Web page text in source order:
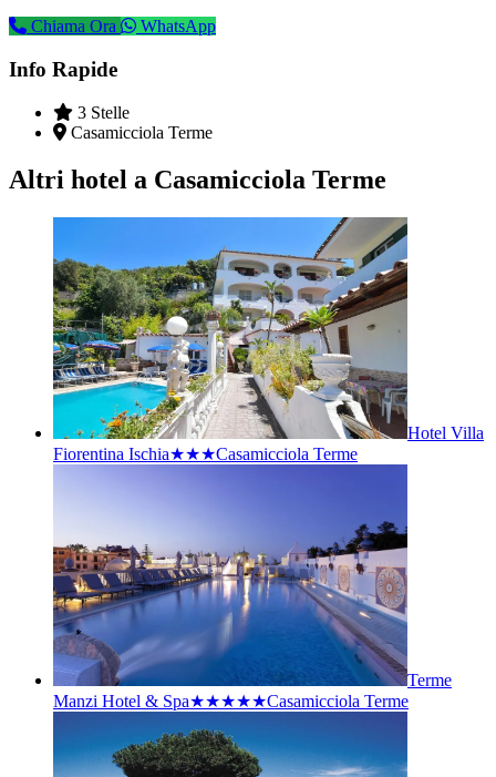
Chiama Ora
WhatsApp
Info Rapide
3 Stelle
Casamicciola Terme
Altri hotel a Casamicciola Terme
Hotel Villa
Fiorentina Ischia★★★Casamicciola Terme
Terme
Manzi Hotel & Spa★★★★★Casamicciola Terme